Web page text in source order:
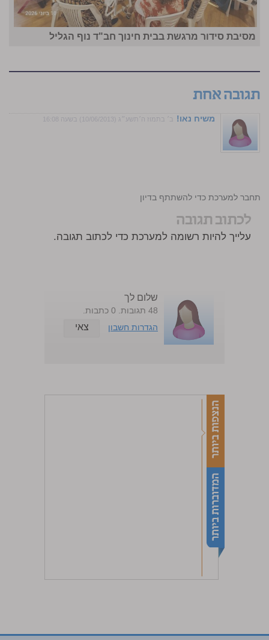
מסיבת סידור מרגשת בבית חינוך חב"ד נוף הגליל
תגובה אחת
משיח נאו! ב׳ בתמוז ה׳תשע״ג (10/06/2013) בשעה 16:08
התחבר למערכת כדי להשתתף בדיון
לכתוב תגובה
עלייך להיות רשומה למערכת כדי לכתוב תגובה.
שלום לך
48 תגובות. 0 כתבות.
הגדרות חשבון
צאי